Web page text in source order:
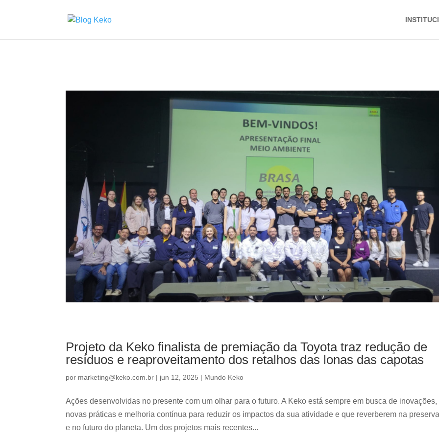
Projeto da Keko finalista de premiação da Toyota traz redução de
resíduos e reaproveitamento dos retalhos das lonas das capotas
por marketing@keko.com.br | jun 12, 2025 | Mundo Keko
Ações desenvolvidas no presente com um olhar para o futuro. A Keko está sempre em busca de inovações,
novas práticas e melhoria contínua para reduzir os impactos da sua atividade e que reverberem na
e no futuro do planeta. Um dos projetos mais recentes...